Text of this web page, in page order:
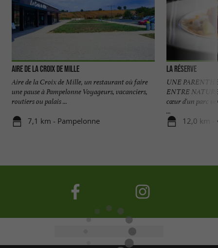
Aire de La Croix de Mille
Aire de la Croix de Mille, un restaurant où faire
une pause à Pampelonne Voyageurs, vacanciers,
routiers ou palais ...
7,1 km - Pampelonne
La Réserve
UNE
ENTRE
cœur d'un parc
...
12,0 km -